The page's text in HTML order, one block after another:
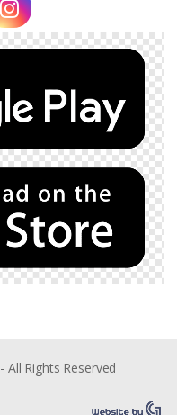
- All Rights Reserved